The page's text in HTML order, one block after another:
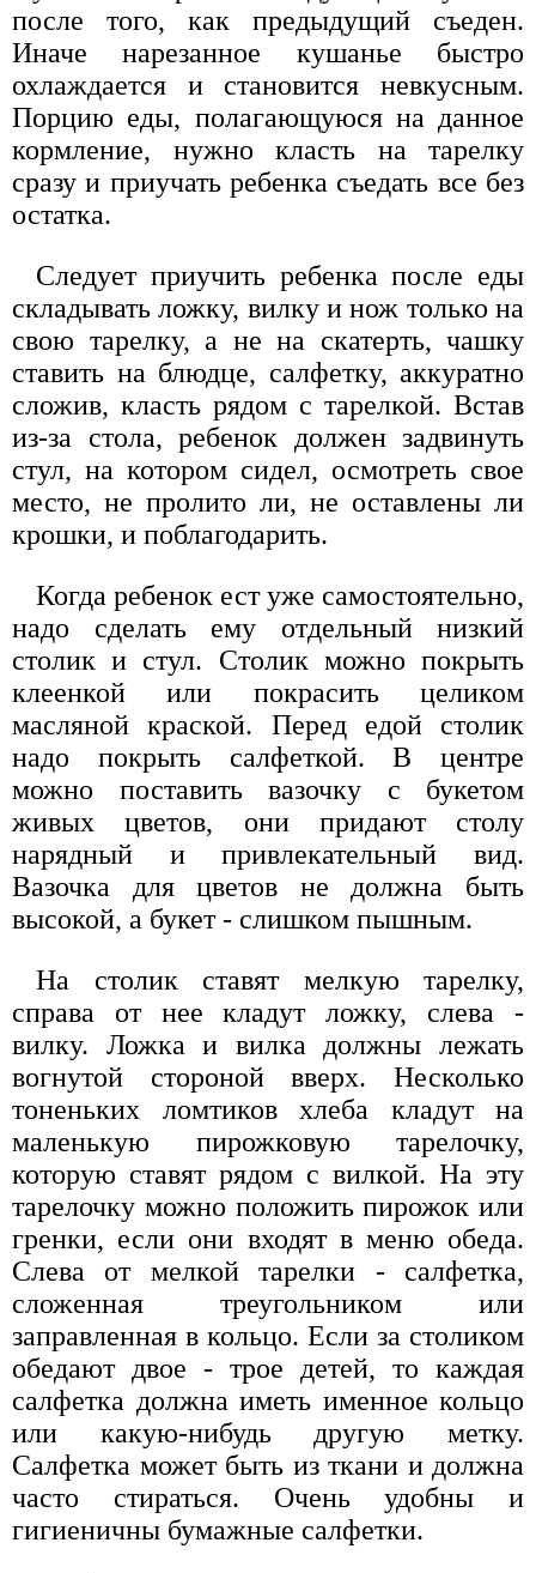
после того, как предыдущий съеден.
Иначе нарезанное кушанье быстро
охлаждается и становится невкусным.
Порцию еды, полагающуюся на данное
кормление, нужно класть на тарелку
сразу и приучать ребенка съедать все без
остатка.
Следует приучить ребенка после еды
складывать ложку, вилку и нож только на
свою тарелку, а не на скатерть, чашку
ставить на блюдце, салфетку, аккуратно
сложив, класть рядом с тарелкой. Встав
из-за стола, ребенок должен задвинуть
стул, на котором сидел, осмотреть свое
место, не пролито ли, не оставлены ли
крошки, и поблагодарить.
Когда ребенок ест уже самостоятельно,
надо сделать ему отдельный низкий
столик и стул. Столик можно покрыть
клеенкой или покрасить целиком
масляной краской. Перед едой столик
надо покрыть салфеткой. В центре
можно поставить вазочку с букетом
живых цветов, они придают столу
нарядный и привлекательный вид.
Вазочка для цветов не должна быть
высокой, а букет - слишком пышным.
На столик ставят мелкую тарелку,
справа от нее кладут ложку, слева -
вилку. Ложка и вилка должны лежать
вогнутой стороной вверх. Несколько
тоненьких ломтиков хлеба кладут на
маленькую пирожковую тарелочку,
которую ставят рядом с вилкой. На эту
тарелочку можно положить пирожок или
гренки, если они входят в меню обеда.
Слева от мелкой тарелки - салфетка,
сложенная треугольником или
заправленная в кольцо. Если за столиком
обедают двое - трое детей, то каждая
салфетка должна иметь именное кольцо
или какую-нибудь другую метку.
Салфетка может быть из ткани и должна
часто стираться. Очень удобны и
гигиеничны бумажные салфетки.